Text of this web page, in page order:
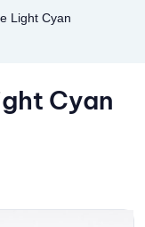
Light Cyan
Cyan